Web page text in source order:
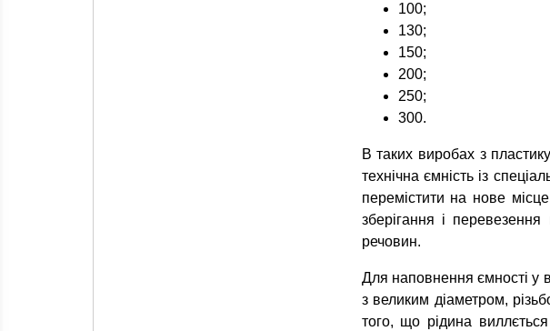
100;
130;
150;
200;
250;
300.
В таких виробах з
технічна ємність із
перемістити на нове
зберігання і
речовин.
Для наповнення ємності у
з великим діаметром,
того, що рідина